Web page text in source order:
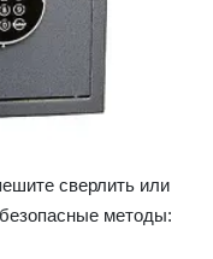
сверлить или
методы: